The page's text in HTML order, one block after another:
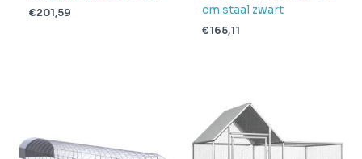
€201,59
cm staal zwart
€165,11